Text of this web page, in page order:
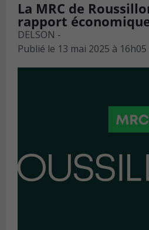
La MRC de
rapport
DELSON -
Publié le 13 mai 2025 à 16h05